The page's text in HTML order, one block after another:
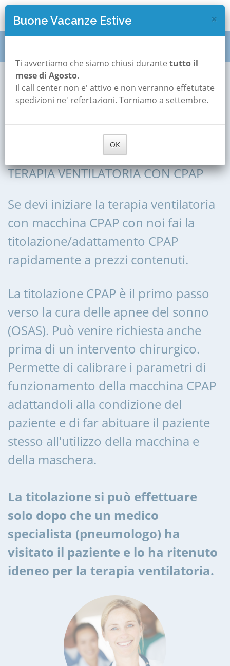
Titolazione CPAP a
Castelmola
ADATTAMENTO CPAP, AVVIO ALLA
TERAPIA VENTILATORIA CON CPAP
Se devi iniziare la terapia ventilatoria
con macchina CPAP con noi fai la
titolazione/adattamento CPAP
rapidamente a prezzi contenuti.
La titolazione CPAP è il primo passo
verso la cura delle apnee del sonno
(OSAS). Può venire richiesta anche
prima di un intervento chirurgico.
Permette di calibrare i parametri di
funzionamento della macchina CPAP
adattandoli alla condizione del
paziente e di far abituare il paziente
stesso all'utilizzo della macchina e
della maschera.
La titolazione si può effettuare
solo dopo che un medico
specialista (pneumologo) ha
visitato il paziente e lo ha ritenuto
ideneo per la terapia ventilatoria.
×
Buone Vacanze Estive
Ti avvertiamo che siamo chiusi durante tutto il
mese di Agosto.
Il call center non e' attivo e non verranno effetutate
spedizioni ne' refertazioni. Torniamo a settembre.
OK